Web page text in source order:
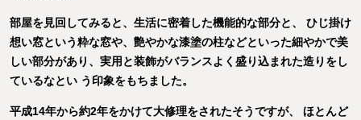
部屋を見回してみると、生活に密着した機能的な部分と、 ひじ掛け
想い窓という粋な窓や、艶やかな漆塗の柱などといった細やかで美
しい部分があり、実用と装飾がバランスよく盛り込まれた造りをし
ているなとい う印象をもちました。
平成14年から約2年をかけて大修理をされたそうですが、 ほとんど